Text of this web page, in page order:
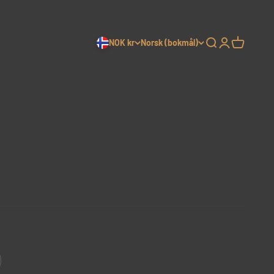
NOK kr Norsk (bokmål) Søk Logg inn